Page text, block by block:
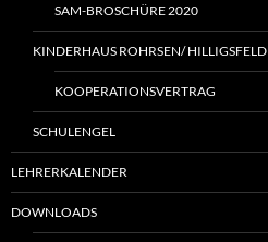
SAM-BROSCHÜRE 2020
KINDERHAUS ROHRSEN/ HILLIGSFELD
KOOPERATIONSVERTRAG
SCHULENGEL
LEHRERKALENDER
DOWNLOADS